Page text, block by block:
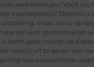
verbeteringen Voelt uw
inspiratieloos? Droomt u
maar ziet u op
van een grootschalige
u hoeft geen muren te
euro’s uit te geven om uw
een aanzienlijke